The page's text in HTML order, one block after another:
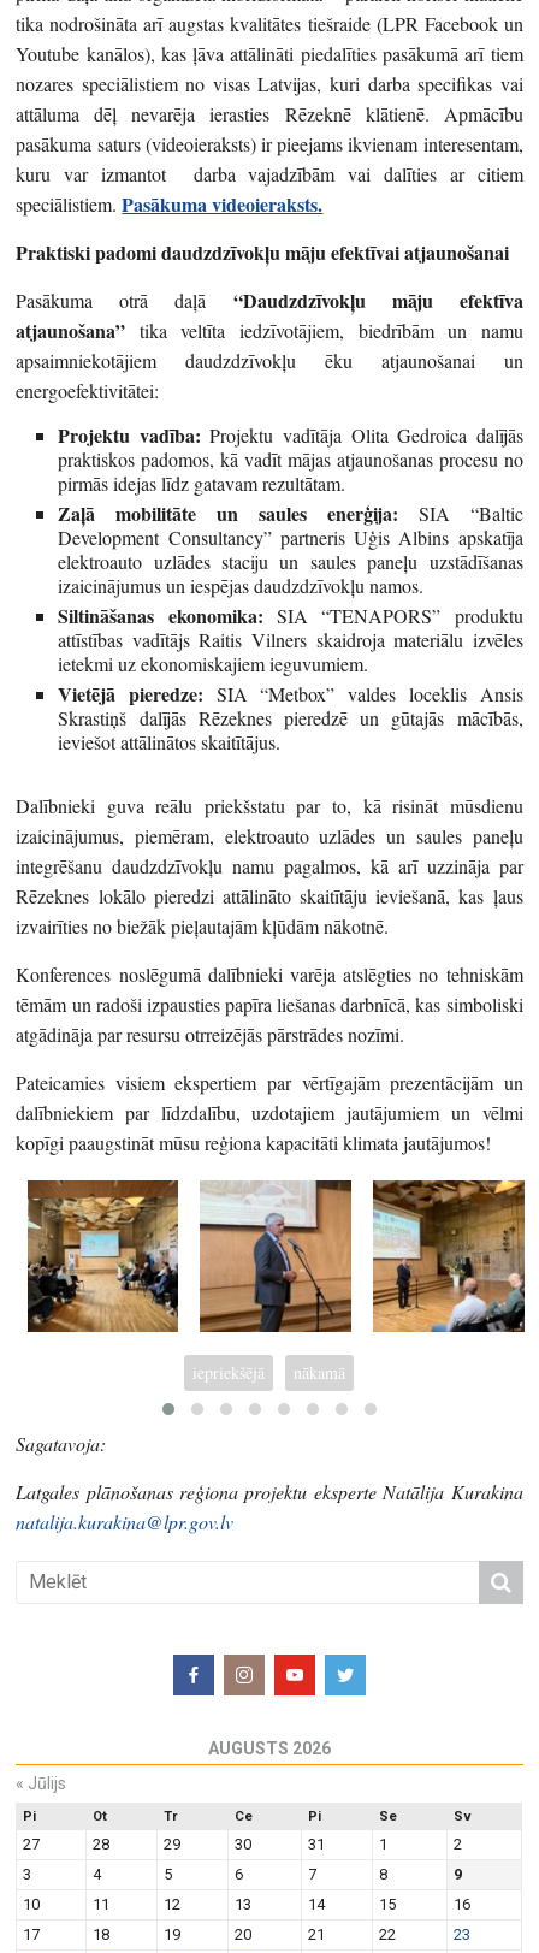
tika nodrošināta arī augstas kvalitātes tiešraide (LPR Facebook un
Youtube kanālos), kas ļāva attālināti piedalīties pasākumā arī tiem
nozares speciālistiem no visas Latvijas, kuri darba specifikas vai
attāluma dēļ nevarēja ierasties Rēzeknē klātienē. Apmācību
pasākuma saturs (videoieraksts) ir pieejams ikvienam interesentam,
kuru var izmantot darba vajadzībām vai dalīties ar citiem
speciālistiem.Pasākuma videoieraksts.
Praktiski padomi daudzdzīvokļu māju efektīvai atjaunošanai
Pasākuma otrā daļā “Daudzdzīvokļu māju efektīva
atjaunošana” tika veltīta iedzīvotājiem, biedrībām un namu
apsaimniekotājiem daudzdzīvokļu ēku atjaunošanai un
energoefektivitātei:
Projektu vadība: Projektu vadītāja Olita Gedroica dalījās
praktiskos padomos, kā vadīt mājas atjaunošanas procesu no
pirmās idejas līdz gatavam rezultātam.
Zaļā mobilitāte un saules enerģija: SIA “Baltic
Development Consultancy” partneris Uģis Albins apskatīja
elektroauto uzlādes staciju un saules paneļu uzstādīšanas
izaicinājumus un iespējas daudzdzīvokļu namos.
Siltināšanas ekonomika: SIA “TENAPORS” produktu
attīstības vadītājs Raitis Vilners skaidroja materiālu izvēles
ietekmi uz ekonomiskajiem ieguvumiem.
Vietējā pieredze: SIA “Metbox” valdes loceklis Ansis
Skrastiņš dalījās Rēzeknes pieredzē un gūtajās mācībās,
ieviešot attālinātos skaitītājus.
Dalībnieki guva reālu priekšstatu par to, kā risināt mūsdienu
izaicinājumus, piemēram, elektroauto uzlādes un saules paneļu
integrēšanu daudzdzīvokļu namu pagalmos, kā arī uzzināja par
Rēzeknes lokālo pieredzi attālināto skaitītāju ieviešanā, kas ļaus
izvairīties no biežāk pieļautajām kļūdām nākotnē.
Konferences noslēgumā dalībnieki varēja atslēgties no tehniskām
tēmām un radoši izpausties papīra liešanas darbnīcā, kas simboliski
atgādināja par resursu otrreizējās pārstrādes nozīmi.
Pateicamies visiem ekspertiem par vērtīgajām prezentācijām un
dalībniekiem par līdzdalību, uzdotajiem jautājumiem un vēlmi
kopīgi paaugstināt mūsu reģiona kapacitāti klimata jautājumos!
iepriekšējā nākamā
Sagatavoja:
Latgales plānošanas reģiona projektu eksperte Natālija Kurakina
natalija.kurakina@lpr.gov.lv
AUGUSTS 2026
« Jūlijs
Pi Ot Tr Ce Pi Se Sv
27 28 29 30 31 1
2
3
4 5 6 7 8
9
10
11 12 13 14 15
16
17
18 19 20 21 22
23